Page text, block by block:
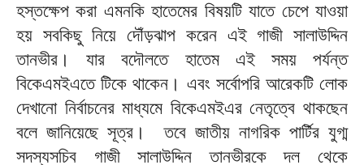
হস্তক্ষেপ করা এমনকি হাতেমের বিষয়টি যাতে চেপে যাওয়া
হয় সবকিছু নিয়ে দৌঁড়ঝাপ করেন এই গাজী সালাউদ্দিন
তানভীর। যার বদৌলতে হাতেম এই সময় পর্যন্ত
বিকেএমইএতে টিকে থাকেন। এবং সর্বোপরি আরেকটি লোক
দেখানো নির্বাচনের মাধ্যমে বিকেএমইএর নেতৃত্বে থাকছেন
বলে জানিয়েছে সূত্র। তবে জাতীয় নাগরিক পার্টির যুগ্ম
সদস্যসচিব গাজী সালাউদ্দিন তানভীরকে দল থেকে